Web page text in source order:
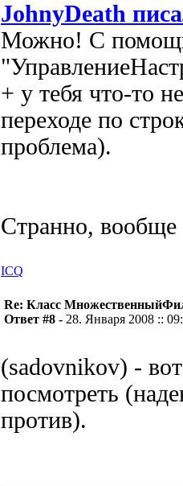
JohnyDeath
Можно! С
+ у тебя что-то
переходе по
проблема).
Странно,
ICQ
Re: Класс
Ответ #8 - 28. Января 2008 ::
(sadovnikov) -
посмотреть
против).